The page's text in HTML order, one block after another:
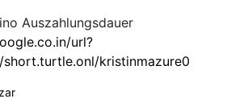
Auszahlungsdauer
url?
kristinmazure0